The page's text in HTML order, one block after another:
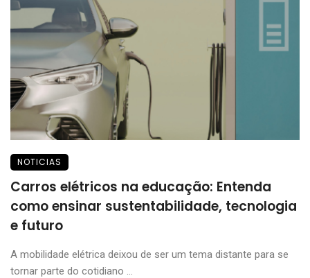
NOTICIAS
Carros elétricos na educação: Entenda
como ensinar sustentabilidade, tecnologia
e futuro
A mobilidade elétrica deixou de ser um tema distante para se
tornar parte do cotidiano ...